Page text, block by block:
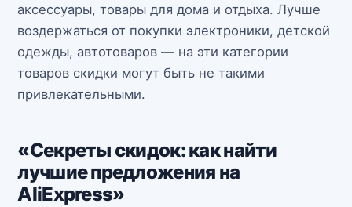
аксессуары, товары для дома и отдыха. Лучше
воздержаться от покупки электроники, детской
одежды, автотоваров — на эти категории
товаров скидки могут быть не такими
привлекательными.
«Секреты скидок: как найти
лучшие предложения на
AliExpress»